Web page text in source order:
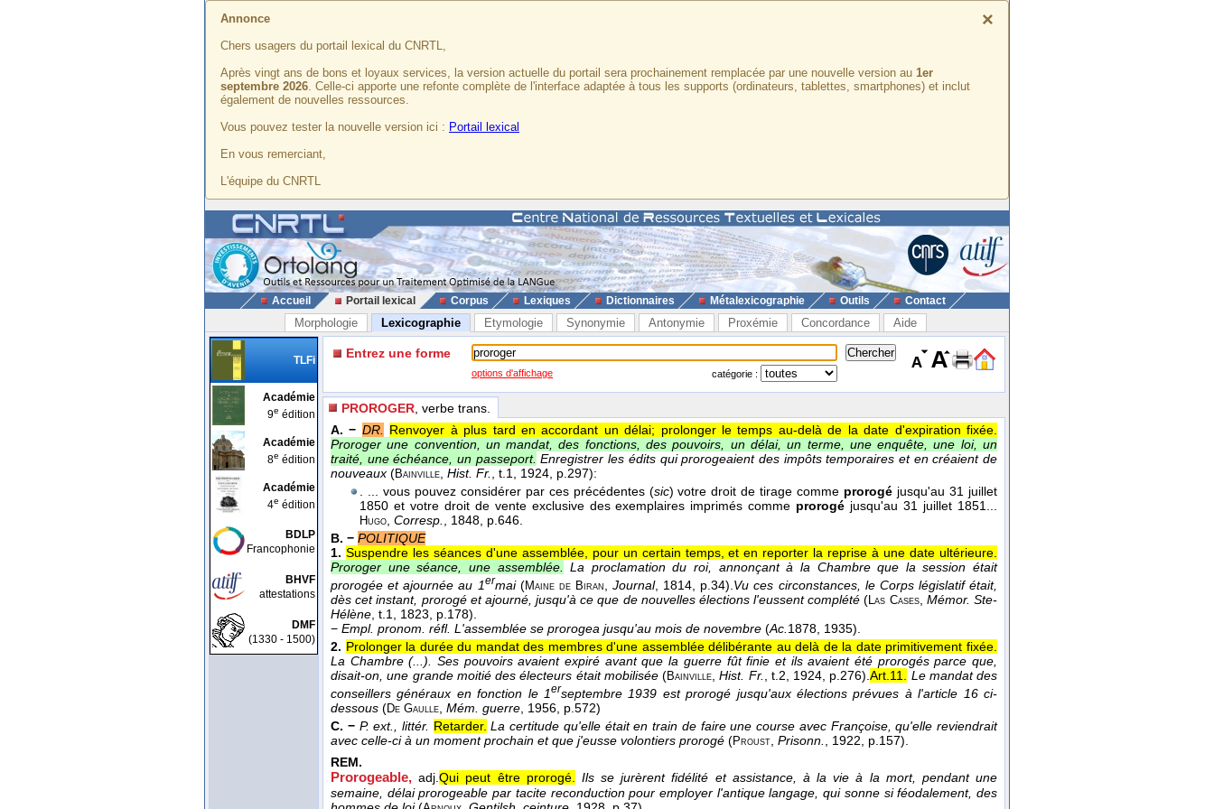
×
Annonce
Chers usagers du portail lexical du CNRTL,
Après vingt ans de bons et loyaux services, la version actuelle du portail sera prochainement remplacée par une nouvelle version au 1er
septembre 2026. Celle-ci apporte une refonte complète de l'interface adaptée à tous les supports (ordinateurs, tablettes, smartphones) et inclut
également de nouvelles ressources.
Vous pouvez tester la nouvelle version ici : Portail lexical
En vous remerciant,
L'équipe du CNRTL
Accueil Portail lexical Corpus Lexiques Dictionnaires Métalexicographie Outils Contact
Morphologie Lexicographie Etymologie Synonymie Antonymie Proxémie Concordance Aide
TLFi
Académie
9e édition
Académie
8e édition
Académie
4e édition
BDLP
Francophonie
BHVF
attestations
DMF
(1330 - 1500)
Entrez une forme
options d'affichage catégorie :
PROROGER , verbe trans.
A. − DR. Renvoyer à plus tard en accordant un délai; prolonger le temps au-delà de la date d'expiration fixée.
Proroger une convention, un mandat, des fonctions, des pouvoirs, un délai, un terme, une enquête, une loi, un
traité, une échéance, un passeport. Enregistrer les édits qui prorogeaient des impôts temporaires et en créaient de
nouveaux (Bainville, Hist. Fr., t.1, 1924, p.297):
. ... vous pouvez considérer par ces précédentes (sic) votre droit de tirage comme prorogé jusqu'au 31 juillet
1850 et votre droit de vente exclusive des exemplaires imprimés comme prorogé jusqu'au 31 juillet 1851...
Hugo, Corresp., 1848, p.646.
B. − POLITIQUE
1. Suspendre les séances d'une assemblée, pour un certain temps, et en reporter la reprise à une date ultérieure.
Proroger une séance, une assemblée. La proclamation du roi, annonçant à la Chambre que la session était
prorogée et ajournée au 1ermai(Maine de Biran Journal, 1814 , p.34). Vu ces circonstances, le Corps législatif était,
dès cet instant, prorogé et ajourné, jusqu'à ce que de nouvelles élections l'eussent complété (Las Cases, Mémor. Ste-
Hélène , t.1 , 1823 , p.178).
− Empl. pronom. réfl. L'assemblée se prorogea jusqu'au mois de novembre (Ac. 1878, 1935).
2. Prolonger la durée du mandat des membres d'une assemblée délibérante au delà de la date primitivement fixée.
La Chambre (...). Ses pouvoirs avaient expiré avant que la guerre fût finie et ils avaient été prorogés parce que,
disait-on, une grande moitié des électeurs était mobilisée(Bainville ,Hist. Fr. , t.2 , 1924 , p.276).Art.11.
Le mandat des
conseillers généraux en fonction le 1erseptembre 1939 est prorogé jusqu'aux élections prévues à l'article 16 ci-
dessous (De Gaulle Mém. guerre , 1956 , p.572)
C. − P. ext., littér. Retarder. La certitude qu'elle était en train de faire une course avec Françoise, qu'elle reviendrait
avec celle-ci à un moment prochain et que j'eusse volontiers prorogé (Proust Prisonn. , 1922 , p.157).
REM.
Prorogeable, adj.Qui peut être prorogé.
Ils se jurèrent fidélité et assistance, à la vie à la mort, pendant une
semaine, délai prorogeable par tacite reconduction pour employer l'antique langage, qui sonne si féodalement, des